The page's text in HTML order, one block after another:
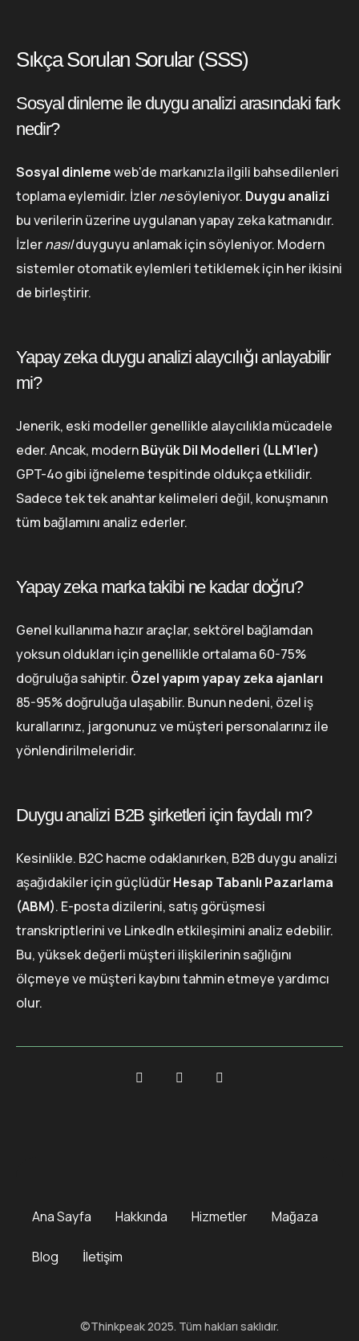
Sıkça Sorulan Sorular (SSS)
Sosyal dinleme ile duygu analizi arasındaki fark
nedir?
Sosyal dinlemeweb'de markanızla ilgili bahsedilenleri
toplama eylemidir. İzlernesöyleniyor. Duygu analizi
bu verilerin üzerine uygulanan yapay zeka katmanıdır.
İzlernasılduyguyu anlamak için söyleniyor. Modern
sistemler otomatik eylemleri tetiklemek için her ikisini
de birleştirir.
Yapay zeka duygu analizi alaycılığı anlayabilir
mi?
Jenerik, eski modeller genellikle alaycılıkla mücadele
eder. Ancak, modernBüyük Dil Modelleri (LLM'ler)
GPT-4o gibi iğneleme tespitinde oldukça etkilidir.
Sadece tek tek anahtar kelimeleri değil, konuşmanın
tüm bağlamını analiz ederler.
Yapay zeka marka takibi ne kadar doğru?
Genel kullanıma hazır araçlar, sektörel bağlamdan
yoksun oldukları için genellikle ortalama 60-75%
doğruluğa sahiptir. Özel yapım yapay zeka ajanları
85-95% doğruluğa ulaşabilir. Bunun nedeni, özel iş
kurallarınız, jargonunuz ve müşteri personalarınız ile
yönlendirilmeleridir.
Duygu analizi B2B şirketleri için faydalı mı?
Kesinlikle. B2C hacme odaklanırken, B2B duygu analizi
aşağıdakiler için güçlüdürHesap Tabanlı Pazarlama
(ABM). E-posta dizilerini, satış görüşmesi
transkriptlerini ve LinkedIn etkileşimini analiz edebilir.
Bu, yüksek değerli müşteri ilişkilerinin sağlığını
ölçmeye ve müşteri kaybını tahmin etmeye yardımcı
olur.
Ana Sayfa Hakkında Hizmetler Mağaza
Blog İletişim
©Thinkpeak 2025. Tüm hakları saklıdır.